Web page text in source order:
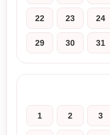
22 23 24
29 30 31
1 2 3